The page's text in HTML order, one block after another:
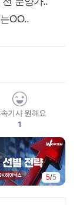
OO..
기사 원해요
1
5/5